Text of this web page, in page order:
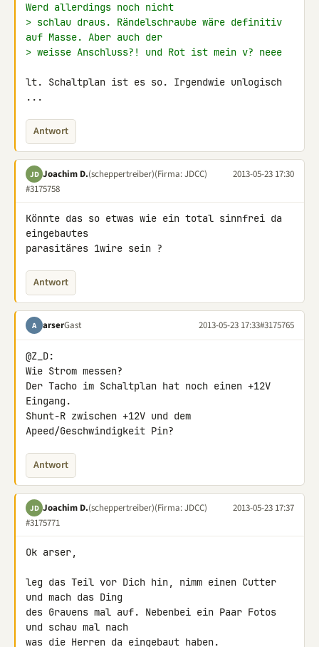
Werd allerdings noch nicht
> schlau draus. Rändelschraube wäre definitiv
auf Masse. Aber auch der
> weisse Anschluss?! und Rot ist mein v? neee
lt. Schaltplan ist es so. Irgendwie unlogisch
...
Antwort
JD Joachim D.(scheppertreiber)(Firma: JDCC)
2013-05-23 17:30
#3175758
Könnte das so etwas wie ein total sinnfrei da
eingebautes
parasitäres 1wire sein ?
Antwort
A arserGast 2013-05-23 17:33#3175765
@Z_D:
Wie Strom messen?
Der Tacho im Schaltplan hat noch einen +12V
Eingang.
Shunt-R zwischen +12V und dem
Apeed/Geschwindigkeit Pin?
Antwort
JD Joachim D.(scheppertreiber)(Firma: JDCC)
2013-05-23 17:37
#3175771
Ok arser,
leg das Teil vor Dich hin, nimm einen Cutter
und mach das Ding
des Grauens mal auf. Nebenbei ein Paar Fotos
und schau mal nach
was die Herren da eingebaut haben.